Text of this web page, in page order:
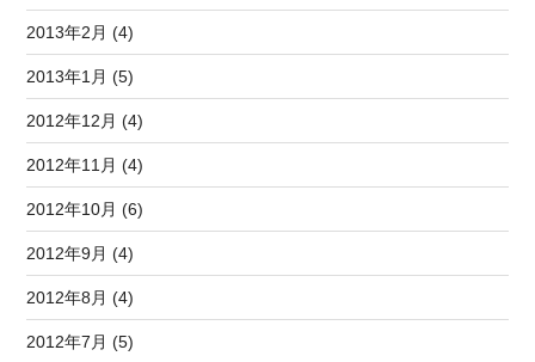
2013年2月 (4)
2013年1月 (5)
2012年12月 (4)
2012年11月 (4)
2012年10月 (6)
2012年9月 (4)
2012年8月 (4)
2012年7月 (5)